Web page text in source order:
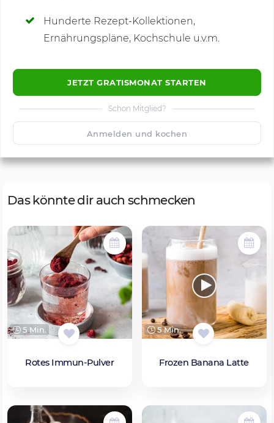
Hunderte Rezept-Kollektionen,
Ernährungspläne, Kochschule u.v.m.
JETZT GRATISMONAT STARTEN
Schon Mitglied?
Anmelden und kochen
Kommentare
🙂 Speichern
Das könnte dir auch schmecken
5 Min.
Rotes Immun-Pulver
5 Min.
Frozen Banana Latte